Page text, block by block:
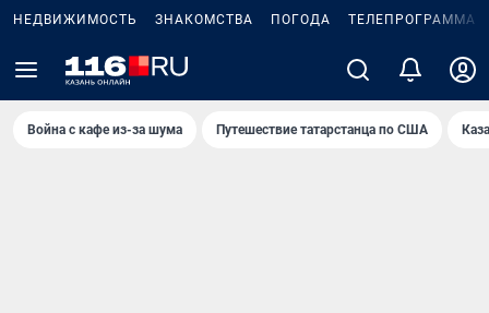
НЕДВИЖИМОСТЬ ЗНАКОМСТВА ПОГОДА ТЕЛЕПРОГРАММА
Война с кафе из-за шума Путешествие татарстанца по США